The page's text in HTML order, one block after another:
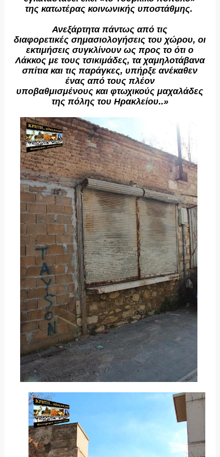
της κατωτέρας κοινωνικής υποστάθμης.
Ανεξάρτητα πάντως από τις
διαφορετικές σημασιολογήσεις του χώρου, οι
εκτιμήσεις συγκλίνουν ως προς το ότι ο
Λάκκος με τους τσικιμάδες, τα χαμηλοτάβανα
σπίτια και τις παράγκες, υπήρξε ανέκαθεν
ένας από τους πλέον
υποβαθμισμένους και φτωχικούς μαχαλάδες
της πόλης του Ηρακλείου..»